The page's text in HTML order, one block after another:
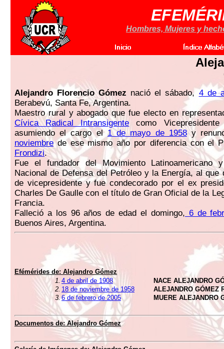
Hombres, Mujeres y
Alejandro Florencio Gómez nació el sábado, 4 de
Berabevú, Santa Fe, Argentina.
Maestro rural y abogado que fue electo en
Cívica Radical Intransigente como
asumiendo el cargo el 1 de mayo de 1958y
noviembrede ese mismo año por diferencia con el
Frondizi.
Fue el fundador del Movimiento Latinoamericano
Nacional de Defensa del Petróleo y la Energía, al que
de vicepresidente y fue condecorado por el ex
Charles De Gaulle con el título de Gran Oficial de la
Francia.
Falleció a los 96 años de edad el domingo, 6 de
Buenos Aires, Argentina.
Efémérides de: Alejandro Gómez
1. 4 de abril de 1908
NACE ALEJANDRO
2. 18 de noviembre de 1958
ALEJANDRO GÓMEZ
3.6 de febrero de 2005 MUERE ALEJANDRO
Documentos de:Alejandro Gómez